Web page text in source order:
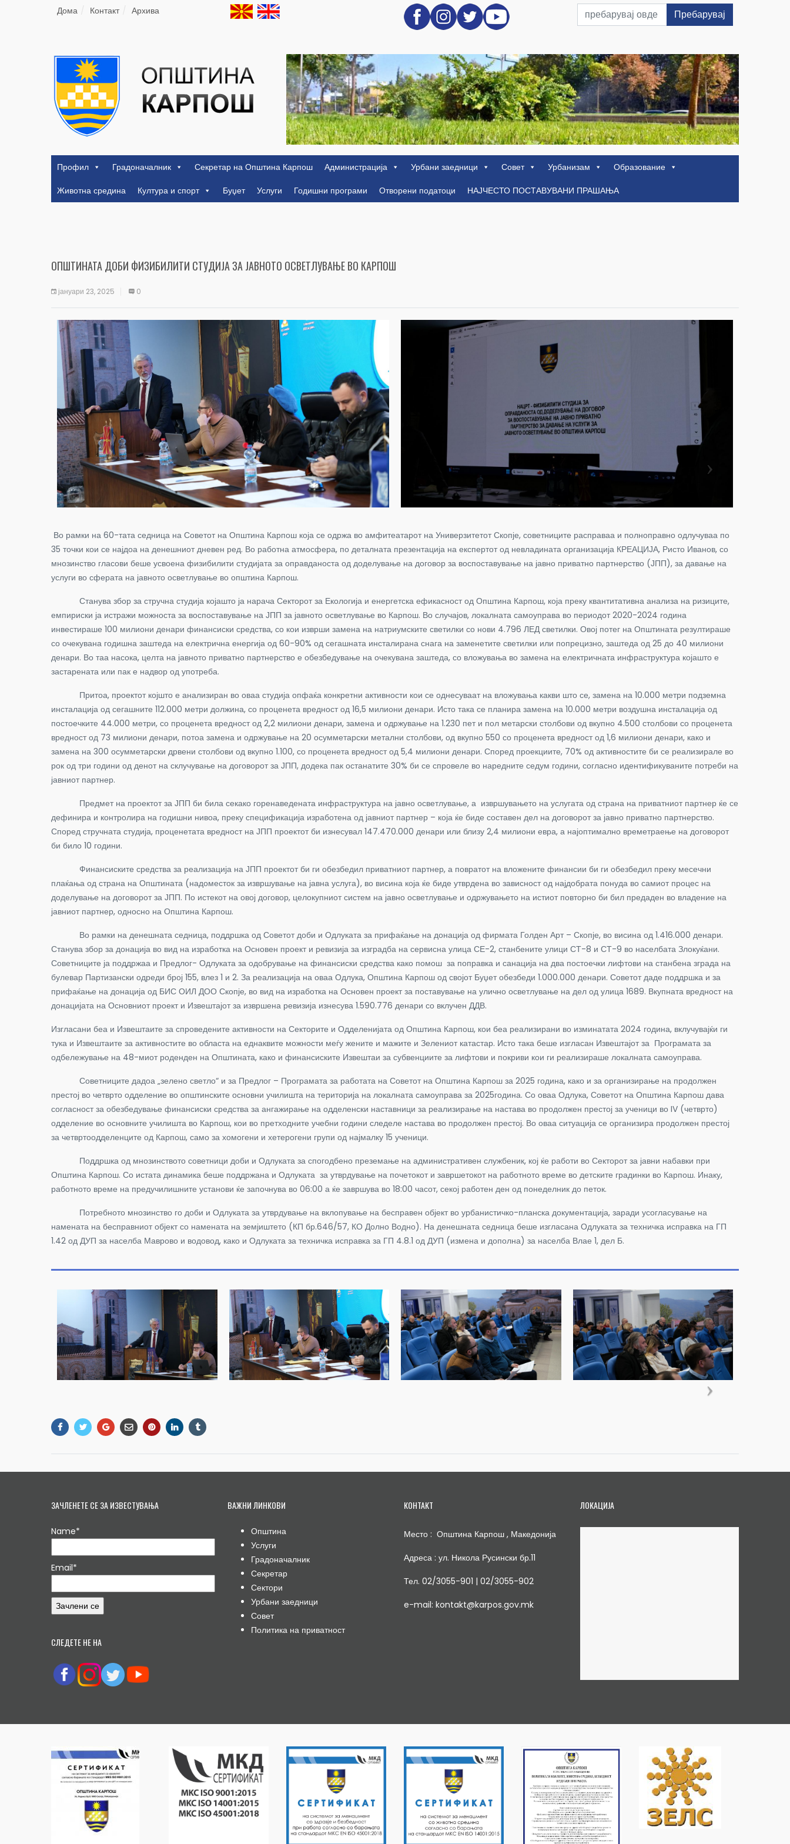
Дома Контакт Архива Пребарувај
Профил Градоначалник Секретар на Општина Карпош Администрација Урбани заедници Совет Урбанизам
Образование
Животна средина
Култура и спорт Буџет Услуги Годишни програми Отворени податоци НАЈЧЕСТО ПОСТАВУВАНИ ПРАШАЊА
ОПШТИНАТА ДОБИ ФИЗИБИЛИТИ СТУДИЈА ЗА ЈАВНОТО ОСВЕТЛУВАЊЕ ВО КАРПОШ
јануари 23, 2025 0
Во рамки на 60-тата седница на Советот на Општина Карпош која се одржа во амфитеатарот на Универзитетот Скопје, советниците расправаа и полноправно одлучуваа по
35 точки кои се најдоа на денешниот дневен ред. Во работна атмосфера, по деталната презентација на експертот од невладината организација КРЕАЦИЈА, Ристо Иванов, со
мнозинство гласови беше усвоена физибилити студијата за оправданоста од доделување на договор за воспоставување на јавно приватно партнерство (ЈПП), за давање на
услуги во сферата на јавното осветлување во општина Карпош.
Станува збор за стручна студија којашто ја нарача Секторот за Екологија и енергетска ефикасност од Општина Карпош, која преку квантитативна анализа на ризиците,
емпириски ја истражи можноста за воспоставување на ЈПП за јавното осветлување во Карпош. Во случајов, локалната самоуправа во периодот 2020-2024 година
инвестираше 100 милиони денари финансиски средства, со кои изврши замена на натриумските светилки со нови 4.796 ЛЕД светилки. Овој потег на Општината резултираше
со очекувана годишна заштеда на електрична енергија од 60-90% од сегашната инсталирана снага на заменетите светилки или попрецизно, заштеда од 25 до 40 милиони
денари. Во таа насока, целта на јавното приватно партнерство е обезбедување на очекувана заштеда, со вложувања во замена на електричната инфраструктура којашто е
застарената или пак е надвор од употреба.
Притоа, проектот којшто е анализиран во оваа студија опфаќа конкретни активности кои се однесуваат на вложувања какви што се, замена на 10.000 метри подземна
инсталација од сегашните 112.000 метри должина, со проценета вредност од 16,5 милиони денари. Исто така се планира замена на 10.000 метри воздушна инсталација од
постоечките 44.000 метри, со проценета вредност од 2,2 милиони денари, замена и одржување на 1.230 пет и пол метарски столбови од вкупно 4.500 столбови со проценета
вредност од 73 милиони денари, потоа замена и одржување на 20 осумметарски метални столбови, од вкупно 550 со проценета вредност од 1,6 милиони денари, како и
замена на 300 осумметарски дрвени столбови од вкупно 1.100, со проценета вредност од 5,4 милиони денари. Според проекциите, 70% од активностите би се реализирале во
рок од три години од денот на склучување на договорот за ЈПП, додека пак останатите 30% би се спровеле во наредните седум години, согласно идентификуваните потреби на
јавниот партнер.
Предмет на проектот за ЈПП би била секако горенаведената инфраструктура на јавно осветлување, а извршувањето на услугата од страна на приватниот партнер ќе се
дефинира и контролира на годишни нивоа, преку спецификација изработена од јавниот партнер – која ќе биде составен дел на договорот за јавно приватно партнерство.
Според стручната студија, проценетата вредност на ЈПП проектот би изнесувал 147.470.000 денари или близу 2,4 милиони евра, а најоптимално времетраење на договорот
би било 10 години.
Финансиските средства за реализација на ЈПП проектот би ги обезбедил приватниот партнер, а повратот на вложените финансии би ги обезбедил преку месечни
плаќања од страна на Општината (надоместок за извршување на јавна услуга), во висина која ќе биде утврдена во зависност од најдобрата понуда во самиот процес на
доделување на договорот за ЈПП. По истекот на овој договор, целокупниот систем на јавно осветлување и одржувањето на истиот повторно би бил предаден во владение на
јавниот партнер, односно на Општина Карпош.
Во рамки на денешната седница, поддршка од Советот доби и Одлуката за прифаќање на донација од фирмата Голден Арт – Скопје, во висина од 1.416.000 денари.
Станува збор за донација во вид на изработка на Основен проект и ревизија за изградба на сервисна улица СЕ-2, станбените улици СТ-8 и СТ-9 во населбата Злокуќани.
Советниците ја поддржаа и Предлог- Одлуката за одобрување на финансиски средства како помош за поправка и санација на два постоечки лифтови на станбена зграда на
булевар Партизански одреди број 155, влез 1 и 2. За реализација на оваа Одлука, Општина Карпош од својот Буџет обезбеди 1.000.000 денари. Советот даде поддршка и за
прифаќање на донација од БИС ОИЛ ДОО Скопје, во вид на изработка на Основен проект за поставување на улично осветлување на дел од улица 1689. Вкупната вредност на
донацијата на Основниот проект и Извештајот за извршена ревизија изнесува 1.590.776 денари со вклучен ДДВ.
Изгласани беа и Извештаите за спроведените активности на Секторите и Одделенијата од Општина Карпош, кои беа реализирани во изминатата 2024 година, вклучувајќи ги
тука и Извештаите за активностите во областа на еднаквите можности меѓу жените и мажите и Зелениот катастар. Исто така беше изгласан Извештајот за Програмата за
одбележување на 48-миот роденден на Општината, како и финансиските Извештаи за субвенциите за лифтови и покриви кои ги реализираше локалната самоуправа.
Советниците дадоа „зелено светло“ и за Предлог – Програмата за работата на Советот на Општина Карпош за 2025 година, како и за организирање на продолжен
престој во четврто одделение во општинските основни училишта на територија на локалната самоуправа за 2025година. Со оваа Одлука, Советот на Општина Карпош дава
согласност за обезбедување финансиски средства за ангажирање на одделенски наставници за реализирање на настава во продолжен престој за ученици во IV (четврто)
одделение во основните училишта во Карпош, кои во претходните учебни години следеле настава во продолжен престој. Во оваа ситуација се организира продолжен престој
за четвртоодделенците од Карпош, само за хомогени и хетерогени групи од најмалку 15 ученици.
Поддршка од мнозинството советници доби и Одлуката за спогодбено преземање на административен службеник, кој ќе работи во Секторот за јавни набавки при
Општина Карпош. Со истата динамика беше поддржана и Одлуката за утврдување на почетокот и завршетокот на работното време во детските градинки во Карпош. Инаку,
работното време на предучилишните установи ќе започнува во 06:00 а ќе завршува во 18:00 часот, секој работен ден од понеделник до петок.
Потребното мнозинство го доби и Одлуката за утврдување на вклопување на бесправен објект во урбанистичко-планска документација, заради усогласување на
намената на бесправниот објект со намената на земјиштето (КП бр.646/57, КО Долно Водно). На денешната седница беше изгласана Одлуката за техничка исправка на ГП
1.42 од ДУП за населба Маврово и водовод, како и Одлуката за техничка исправка за ГП 4.8.1 од ДУП (измена и дополна) за населба Влае 1, дел Б.
ЗАЧЛЕНЕТЕ СЕ ЗА ИЗВЕСТУВАЊА
Name*
Email*
СЛЕДЕТЕ НЕ НА
ВАЖНИ ЛИНКОВИ
Општина
Услуги
Градоначалник
Секретар
Сектори
Урбани заедници
Совет
Политика на приватност
КОНТАКТ
Место : Општина Карпош , Македонија
Адреса : ул. Никола Русински бр.11
Тел. 02/3055-901 | 02/3055-902
e-mail: kontakt@karpos.gov.mk
ЛОКАЦИЈА